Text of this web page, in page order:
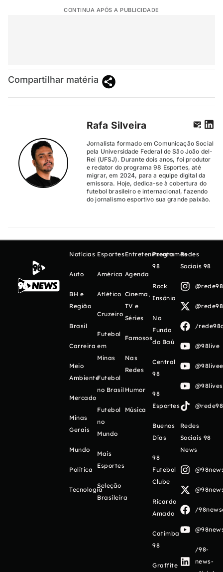
CONTINUA APÓS A PUBLICIDADE
Compartilhar matéria
Rafa Silveira
Jornalista formado em Comunicação Social
pela Universidade Federal de São João del-
Rei (UFSJ). Durante dois anos, foi produtor
e redator do programa 98 Esportes, até
migrar, em 2024, para a equipe digital da
emissora. Hoje, dedica-se à cobertura do
futebol brasileiro e internacional, fazendo
do jornalismo esportivo sua grande paixão.
Notícias
Auto
BH e
Região
Brasil
Carreira
Meio
Ambiente
Mercado
Minas
Gerais
Mundo
Política
Tecnologia
Esportes
América
Atlético
Cruzeiro
Futebol
em
Minas
Futebol
no Brasil
Futebol
no
Mundo
Mais
Esportes
Seleção
Brasileira
Entretenimento
Agenda
Cinema,
TV e
Séries
Famosos
Nas
Redes
Humor
Música
Programas
98
Rock
Insônia
No
Fundo
do Baú
Central
98
98
Esportes
Buenos
Días
98
Futebol
Clube
Ricardo
Amado
Catimba
98
Graffite
Redes
Sociais 98
/
@98live
Redes
Sociais 98
News
/
/98-
news-